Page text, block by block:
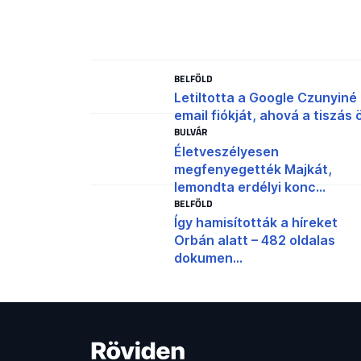
BELFÖLD
Letiltotta a Google Czunyiné
email fiókját, ahová a tiszás
BULVÁR
Életveszélyesen
megfenyegették Majkát,
lemondta erdélyi konc...
BELFÖLD
Így hamisították a híreket
Orbán alatt – 482 oldalas
dokumen...